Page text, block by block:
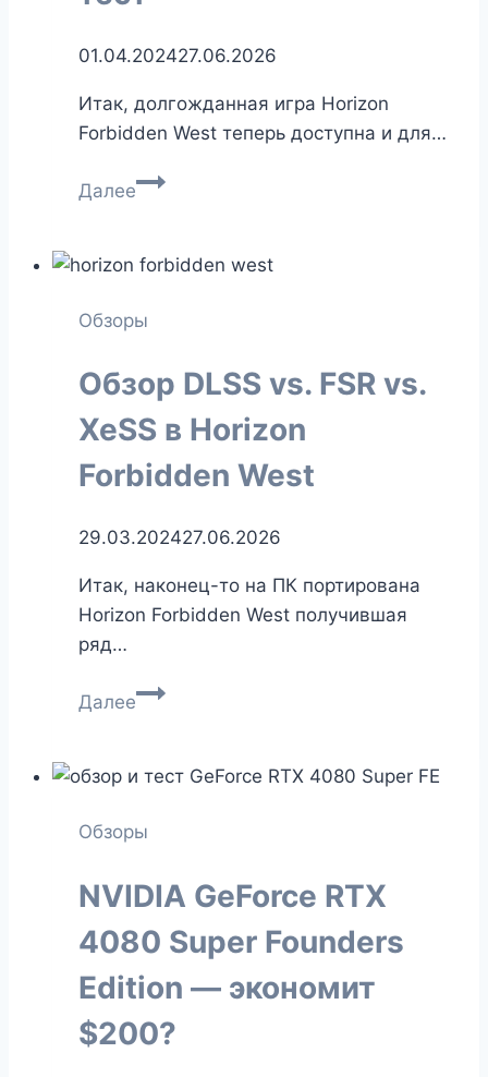
01.04.202427.06.2026
Итак, долгожданная игра Horizon
Forbidden West теперь доступна и для…
ДалееHorizon
—
игры
GPU-
тест
Обзоры
Обзор DLSS vs. FSR vs.
XeSS в Horizon
Forbidden West
29.03.202427.06.2026
Итак, наконец-то на ПК портирована
Horizon Forbidden West получившая
ряд…
ДалееОбзор
FSR
XeSS
Horizon
Forbidden
West
Обзоры
NVIDIA GeForce RTX
4080 Super Founders
Edition — экономит
$200?